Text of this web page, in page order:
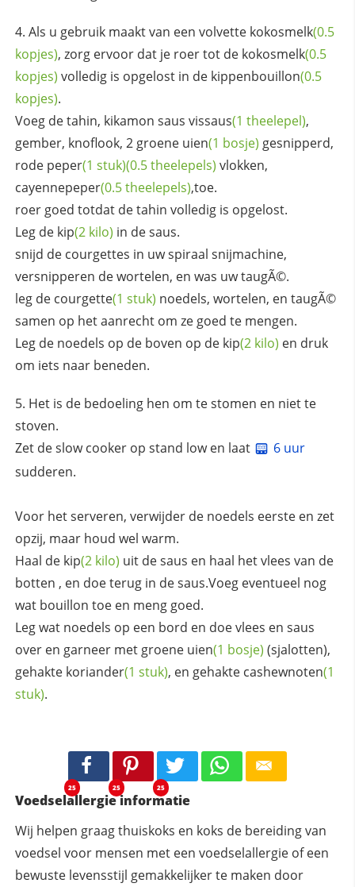
Als u gebruik maakt van een volvette kokosmelk(0.5
kopjes), zorg ervoor dat je roer tot de kokosmelk(0.5
kopjes) volledig is opgelost in de kippenbouillon(0.5
kopjes).
Voeg de tahin, kikamon saus vissaus(1 theelepel),
gember, knoflook, 2 groene uien(1 bosje) gesnipperd,
rode peper(1 stuk)(0.5 theelepels) vlokken,
cayennepeper(0.5 theelepels),toe.
roer goed totdat de tahin volledig is opgelost.
Leg de kip(2 kilo) in de saus.
snijd de courgettes in uw spiraal snijmachine,
versnipperen de wortelen, en was uw taugÃ©.
leg de courgette(1 stuk) noedels, wortelen, en taugÃ©
samen op het aanrecht om ze goed te mengen.
Leg de noedels op de boven op de kip(2 kilo) en druk
om iets naar beneden.
Het is de bedoeling hen om te stomen en niet te
stoven.
Zet de slow cooker op stand low en laat
6 uur
sudderen.
Voor het serveren, verwijder de noedels eerste en zet
opzij, maar houd wel warm.
Haal de kip(2 kilo) uit de saus en haal het vlees van de
botten , en doe terug in de saus.Voeg eventueel nog
wat bouillon toe en meng goed.
Leg wat noedels op een bord en doe vlees en saus
over en garneer met groene uien(1 bosje) (sjalotten),
gehakte koriander(1 stuk), en gehakte cashewnoten(1
stuk).
25 25 25
Voedselallergie informatie
Wij helpen graag thuiskoks en koks de bereiding van
voedsel voor mensen met een voedselallergie of een
bewuste levensstijl gemakkelijker te maken door